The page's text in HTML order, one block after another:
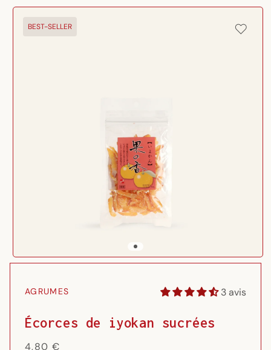
Passer aux
produits
BEST-SELLER
Ouvrir
une
fenêtre
AGRUMES 3 avis
Écorces de iyokan sucrées
Prix
4,80 €